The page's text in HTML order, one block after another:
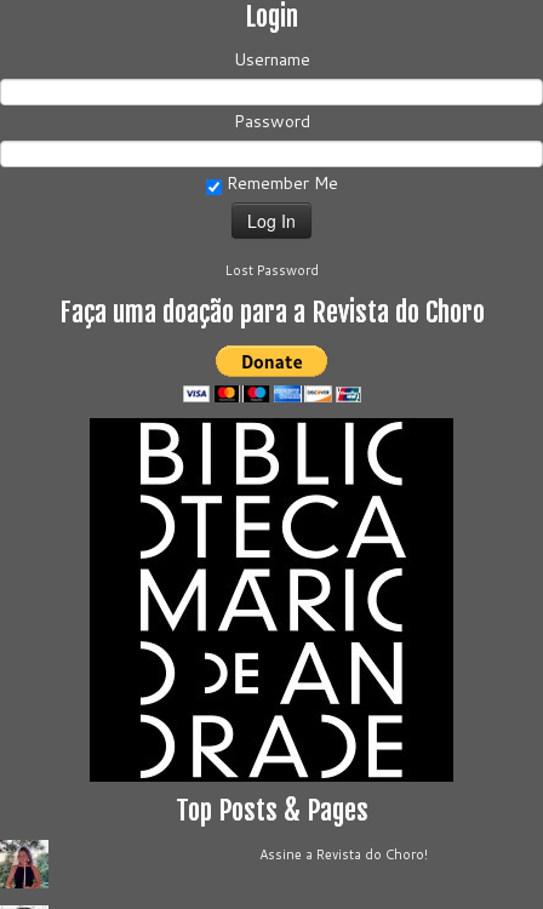
Login
Username
Password
Remember Me
Lost Password
Faça uma doação para a Revista do Choro
Top Posts & Pages
Assine a Revista do Choro!